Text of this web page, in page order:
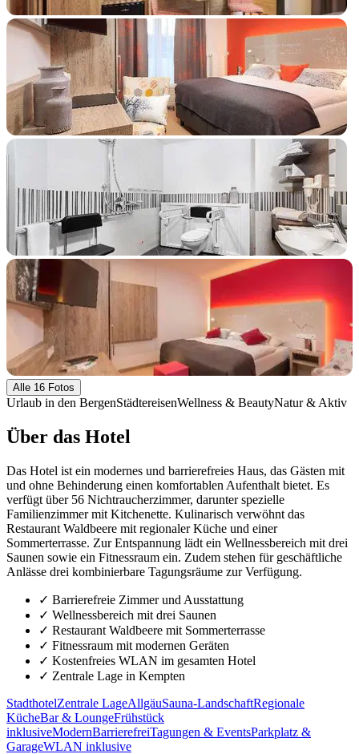
Alle 16 Fotos
Urlaub in den BergenStädtereisenWellness & BeautyNatur & Aktiv
Über das Hotel
Das Hotel ist ein modernes und barrierefreies Haus, das Gästen mit
und ohne Behinderung einen komfortablen Aufenthalt bietet. Es
verfügt über 56 Nichtraucherzimmer, darunter spezielle
Familienzimmer mit Kitchenette. Kulinarisch verwöhnt das
Restaurant Waldbeere mit regionaler Küche und einer
Sommerterrasse. Zur Entspannung lädt ein Wellnessbereich mit drei
Saunen sowie ein Fitnessraum ein. Zudem stehen für geschäftliche
Anlässe drei kombinierbare Tagungsräume zur Verfügung.
✓ Barrierefreie Zimmer und Ausstattung
✓ Wellnessbereich mit drei Saunen
✓ Restaurant Waldbeere mit Sommerterrasse
✓ Fitnessraum mit modernen Geräten
✓ Kostenfreies WLAN im gesamten Hotel
✓ Zentrale Lage in Kempten
StadthotelZentrale LageAllgäuSauna-LandschaftRegionale
KücheBar & LoungeFrühstück
inklusiveModernBarrierefreiTagungen & EventsParkplatz &
GarageWLAN inklusive